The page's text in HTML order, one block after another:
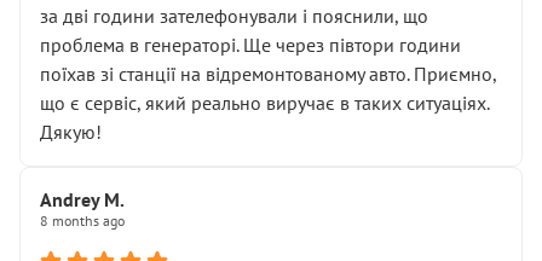
чіткого пояснення
( ну все зняли та доробили) дякую!
Окремий момент, який виглядає абсурдно:
мені заявили, що бачок гальмівної рідини потрібно
міняти разом із головним гальмівним циліндром у
Для людини, яка хоча б трохи розуміється на техніці,
це звучить як мінімум непрофесійно, а як максимум —
спроба продати дорогий вузол замість елементарних
за дві години зателефонували і пояснили, що
проблема в генераторі. Ще через півтори години
поїхав зі станції на відремонтованому авто. Приємно,
що є сервіс, який реально виручає в таких ситуаціях.
Дякую!
Andrey M.
8 months ago